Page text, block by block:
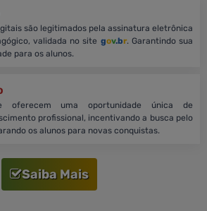
são legitimados pela assinatura eletrônica
validada no site gov.br. Garantindo sua
para os alunos.
oferecem uma oportunidade única de
profissional, incentivando a busca pelo
os alunos para novas conquistas.
Saiba Mais